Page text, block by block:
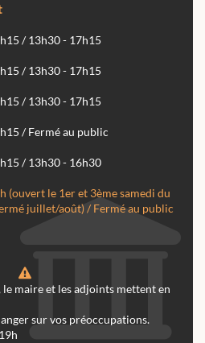
/ 13h30 - 17h15
/ 13h30 - 17h15
/ 13h30 - 17h15
/ Fermé au public
/ 13h30 - 16h30
(ouvert le 1er et 3ème samedi du
juillet/août) / Fermé au public
maire et les adjoints mettent en
sur vos préoccupations.